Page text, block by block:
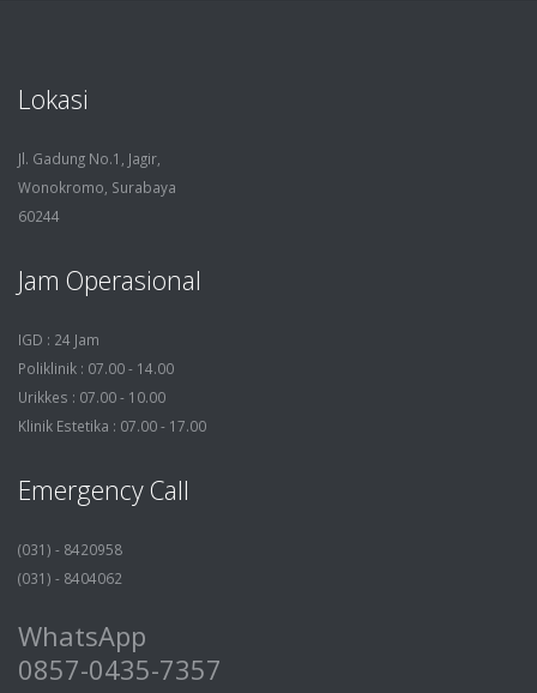
Lokasi
Jl. Gadung No.1, Jagir,
Wonokromo, Surabaya
60244
Jam Operasional
IGD : 24 Jam
Poliklinik : 07.00 - 14.00
Urikkes : 07.00 - 10.00
Klinik Estetika : 07.00 - 17.00
Emergency Call
(031) - 8420958
(031) - 8404062
WhatsApp
0857-0435-7357